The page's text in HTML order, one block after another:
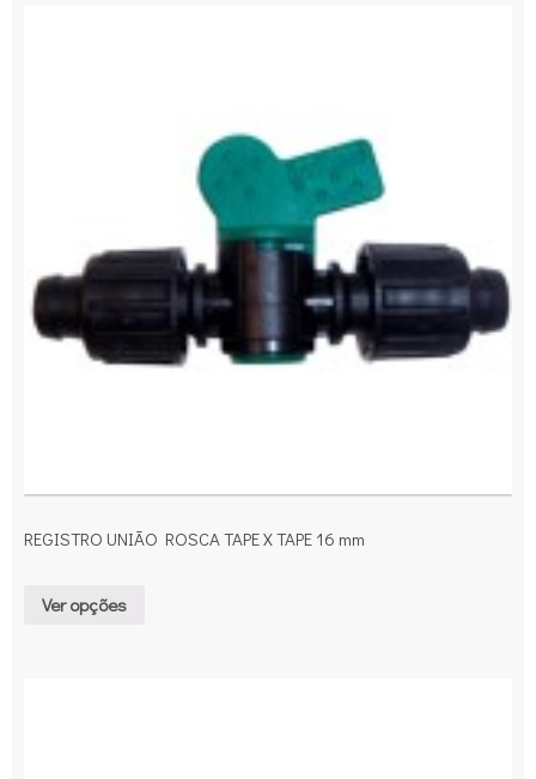
REGISTRO UNIÃO ROSCA TAPE X TAPE 16 mm
Ver opções